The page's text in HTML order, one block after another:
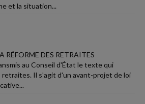
et la situation...
RÉFORME DES RETRAITES
au Conseil d'État le texte qui
retraites. Il s'agit d'un avant-projet de loi